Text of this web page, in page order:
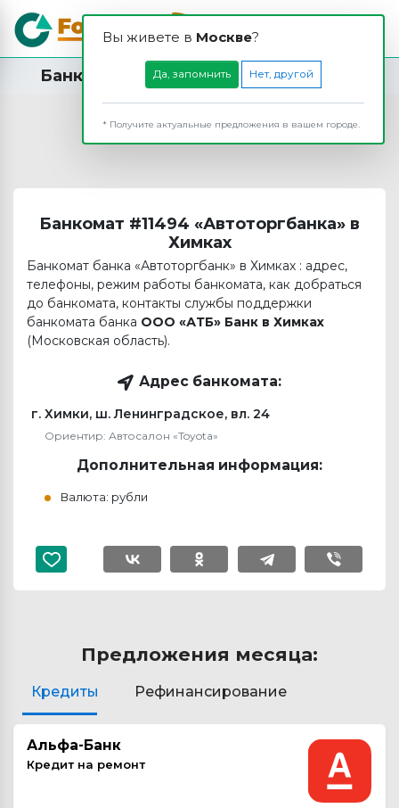
Вы живете в Москвe?
Да, запомнить Нет, другой
* Получите актуальные предложения в вашем городе.
Банкомат ООО «АТБ» Банк в Химках
Банкомат #11494 «Автоторгбанка» в
Химках
Банкомат банка «Автоторгбанк» в Химках : адрес,
телефоны, режим работы банкомата, как добраться
до банкомата, контакты службы поддержки
банкомата банка ООО «АТБ» Банк в Химках
(Московская область).
Адрес банкомата:
г. Химки, ш. Ленинградское, вл. 24
Ориентир: Автосалон «Toyota»
Дополнительная информация:
Валюта: рубли
Предложения месяца:
Кредиты Рефинансирование
Альфа-Банк
Кредит на ремонт